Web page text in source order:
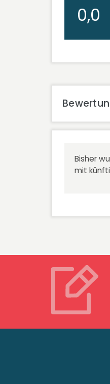
0,0
Bisher
mit